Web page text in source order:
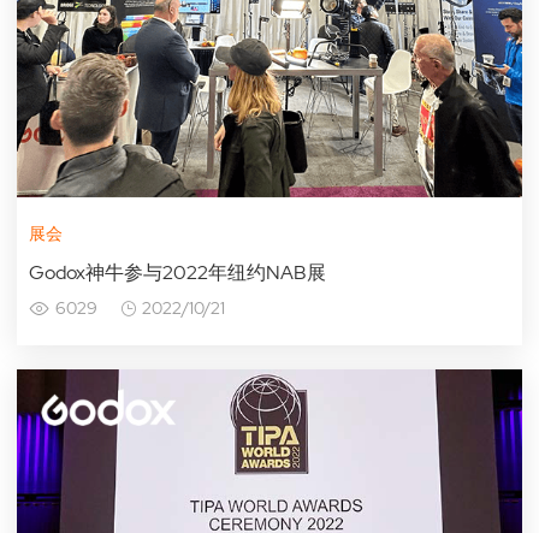
展会
Godox神牛参与2022年纽约NAB展
6029 2022/10/21